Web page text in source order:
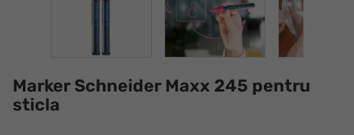
Marker Schneider Maxx 245 pentru
sticla